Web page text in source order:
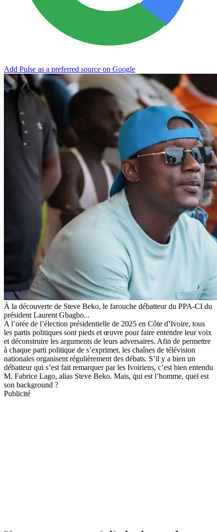
Add Pulse as a preferred source on Google
À la découverte de Steve Beko, le farouche débatteur du PPA-CI du
président Laurent Gbagbo...
A l’orée de l’élection présidentielle de 2025 en Côte d’Ivoire, tous
les partis politiques sont pieds et œuvre pour faire entendre leur voix
et déconstruire les arguments de leurs adversaires. Afin de permettre
à chaque parti politique de s’exprimer, les chaînes de télévision
nationales organisent régulièrement des débats. S’il y a bien un
débatteur qui s’est fait remarquer par les Ivoiriens, c’est bien entendu
M. Fabrice Lago, alias Steve Beko. Mais, qui est l’homme, quel est
son background ?
Publicité